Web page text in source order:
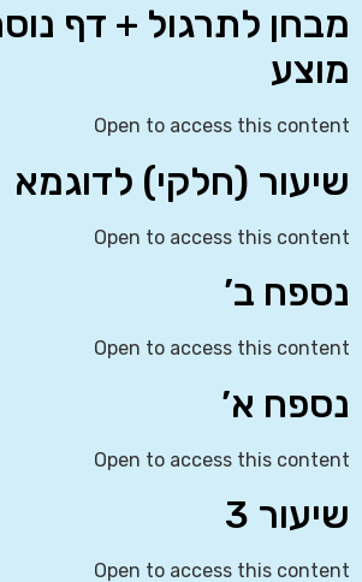
מבחן לתרגול + דף
מוצע
Open to access this content
שיעור (חלקי) לדוגמא
Open to access this content
נספח ב’
Open to access this content
נספח א’
Open to access this content
שיעור 3
Open to access this content